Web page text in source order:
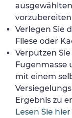
Verlegen Sie
Fliese oder
Verputzen
Fugenmasse
mit einem
Ergebnis zu
Lesen Sie